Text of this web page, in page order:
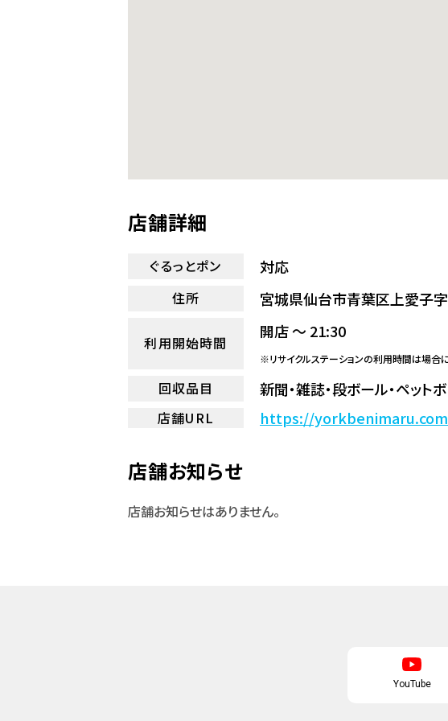
店舗詳細
ぐるっとポン 対応
住所 宮城県仙台市青葉区上愛子
利用開始時間
開店 ～ 21:30
※リサイクルステーションの利用時間は場合
回収品目 新聞・雑誌・段ボール・ペット
店舗URL https://
店舗お知らせ
店舗お知らせはありません。
YouTube